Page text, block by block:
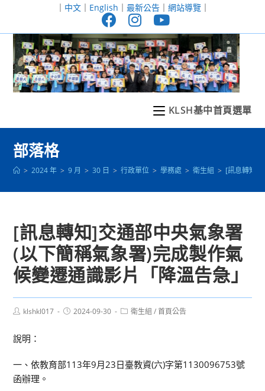
至
｜ 中文｜ English ｜ 最新公告｜ 網站導覽｜
KLSH基中首頁選單
部落格
> 2024 年 > 9 月 > 30 日 > 行政單位 > 學務處 > 衛生組 > [訊息轉知]
[訊息轉知]交通部中央氣象署
(以下簡稱氣象署)完成製作氣
候變遷通識影片「降溫告急」
Postklshkl017
Post2024-09-30
Post衛生組 / 首頁公告
說明：
一、依教育部113年9月23日臺教資(六)字第1130096753號
函辦理。